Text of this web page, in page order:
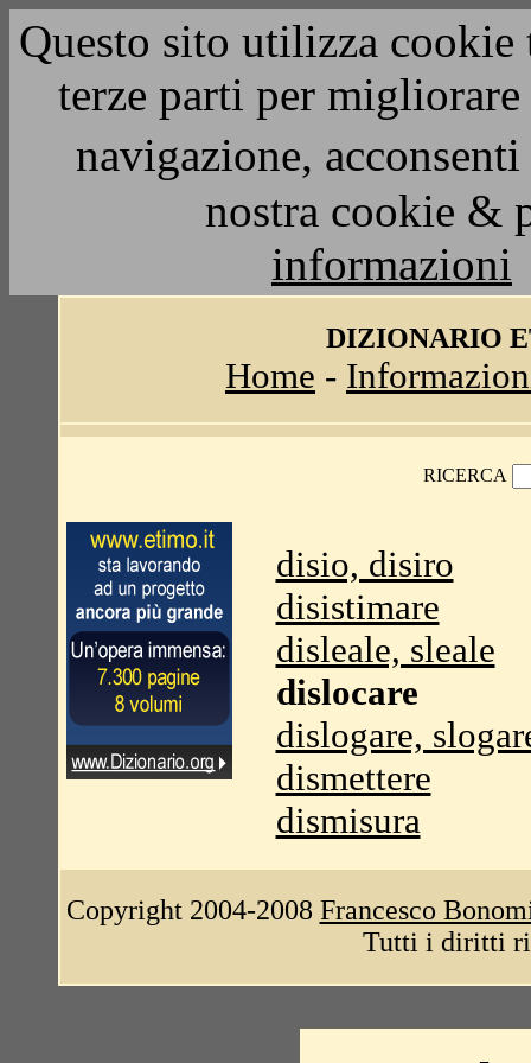
Questo sito utilizza
terze parti per
navigazione,
nostra cookie &
informazioni
DIZIONARIO
Home -
RICERCA
disio, disiro
disistimare
disleale, sleale
dislocare
dislogare,
dismettere
dismisura
Copyright 2004-2008 Francesco
Tutti i diritti